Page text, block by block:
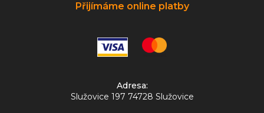
Přijímáme online platby
Adresa:
Služovice 197 74728 Služovice